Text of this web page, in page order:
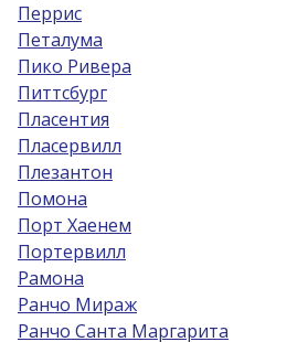
Перрис
Петалума
Пико Ривера
Питтсбург
Пласентия
Пласервилл
Плезантон
Помона
Порт Хаенем
Портервилл
Рамона
Ранчо Мираж
Ранчо Санта Маргарита